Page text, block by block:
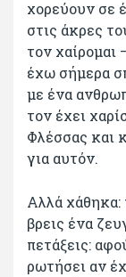
χορεύουν σε
στις άκρες
τον χαίρομαι
έχω σήμερα
με ένα
τον έχει
Φλέσσας και
για αυτόν.
Αλλά χάθηκα:
βρεις ένα
πετάξεις:
ρωτήσει αν